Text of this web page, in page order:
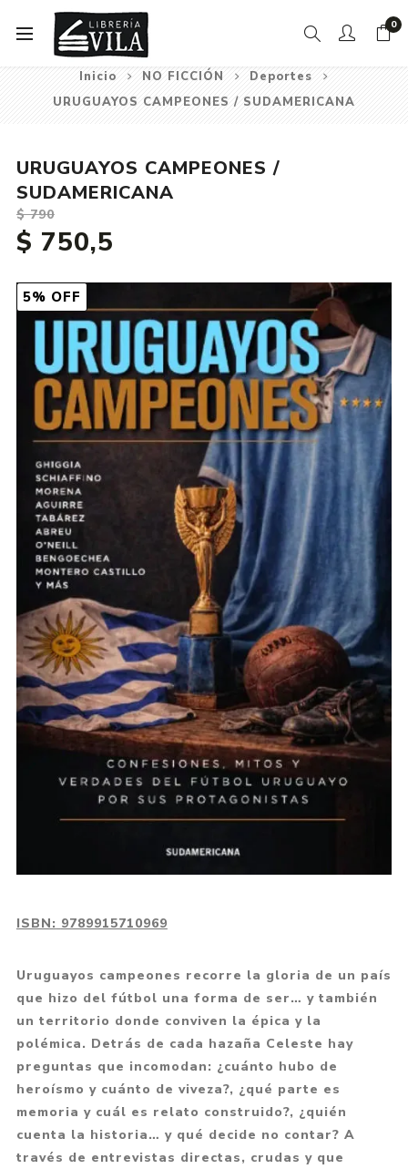
0
Inicio NO FICCIÓN
Deportes
URUGUAYOS CAMPEONES / SUDAMERICANA
5% OFF
URUGUAYOS CAMPEONES /
SUDAMERICANA
$ 790
$ 750,5
ISBN: 9789915710969
Uruguayos campeones recorre la gloria de un país
que hizo del fútbol una forma de ser… y también
un territorio donde conviven la épica y la
polémica. Detrás de cada hazaña Celeste hay
preguntas que incomodan: ¿cuánto hubo de
heroísmo y cuánto de viveza?, ¿qué parte es
memoria y cuál es relato construido?, ¿quién
cuenta la historia… y qué decide no contar? A
través de entrevistas directas, crudas y que